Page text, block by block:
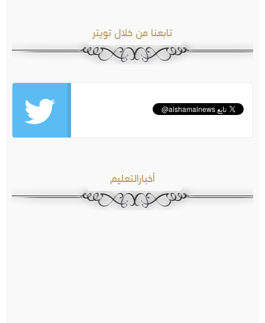
تابعنا من خلال تويتر
أخبارالتعليم